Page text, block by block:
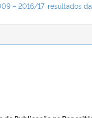
– 2016/17: resultados